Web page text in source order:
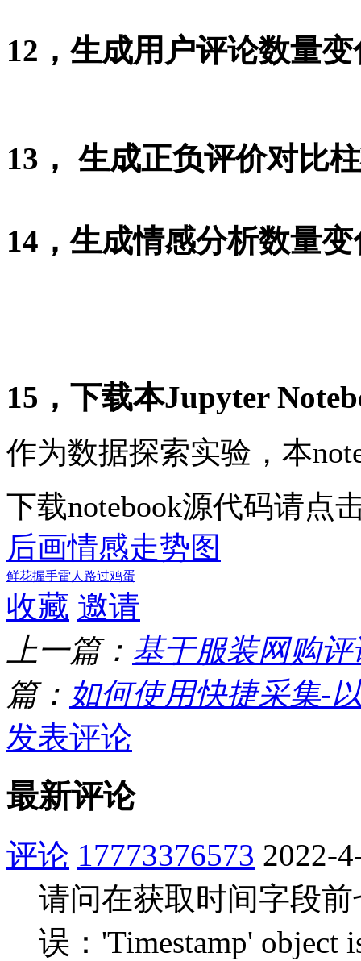
12，生成用户评论数量
13， 生成正负评价对比
14，生成情感分析数量
15，下载本Jupyter
作为数据探索实验，本
下载notebook源代码请点
后画情感走势图
鲜花握手雷人 路过鸡蛋
收藏 邀请
上一篇： 基于服装网购
篇： 如何使用快捷采集-
发表评论
最新评论
评论 17773376573 2022-
请问在获取时间字段
误：'Timestamp' object